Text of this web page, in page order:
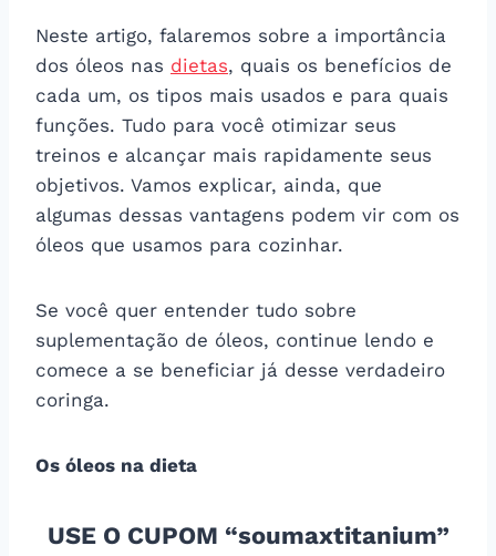
Neste artigo, falaremos sobre a importância
dos óleos nas dietas, quais os benefícios de
cada um, os tipos mais usados e para quais
funções. Tudo para você otimizar seus
treinos e alcançar mais rapidamente seus
objetivos. Vamos explicar, ainda, que
algumas dessas vantagens podem vir com os
óleos que usamos para cozinhar.
Se você quer entender tudo sobre
suplementação de óleos, continue lendo e
comece a se beneficiar já desse verdadeiro
coringa.
Os óleos na dieta
USE O CUPOM “soumaxtitanium”